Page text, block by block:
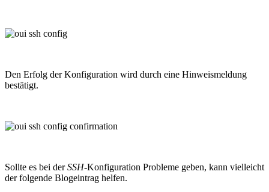
Den Erfolg der Konfiguration wird durch eine Hinweismeldung
bestätigt.
Sollte es bei derSSH-Konfiguration Probleme geben, kann vielleicht
der folgende Blogeintrag helfen.